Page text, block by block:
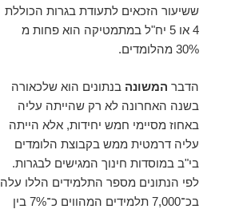
ששיעור הזכאים לתעודת בגרות הכוללת
4 או 5 יח"ל במתמטיקה הוא פחות מ
30% מהלומדים.
הדבר המשונה בנתונים הוא שלכאורה
בשנה האחרונה לא רק שהייתה עליה
באחוז מסיימי חמש יחידות, אלא הייתה
עליה דרמטית ממש בקבוצת הלומדים
בי"ב במוסדות חינוך המגישים לבגרות.
לפי הנתונים מספר התלמידים הללו עלה
בכ־7,000 תלמידים המהווים כ־7% בין